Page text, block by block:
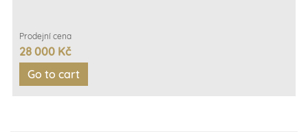
Prodejní cena
28 000 Kč